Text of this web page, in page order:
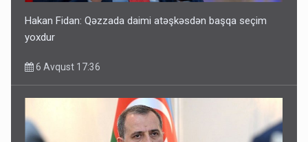
Hakan Fidan: Qəzzada daimi atəşkəsdən başqa seçim
yoxdur
6 Avqust 17:36